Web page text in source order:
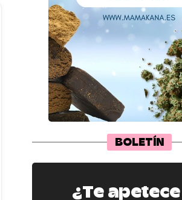
BOLETÍN
¿Te